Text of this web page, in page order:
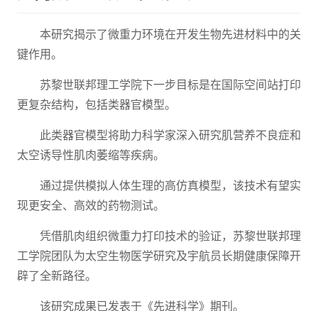
本研究揭示了微重力环境在开发生物先进材料中的关
键作用。
苏黎世联邦理工学院下一步目标是在国际空间站打印
更复杂结构，包括类器官模型。
此类器官模型将助力科学家深入研究肌营养不良症和
太空诱导性肌肉萎缩等疾病。
通过提供模拟人体生理的高仿真模型，该技术有望实
现更安全、高效的药物测试。
凭借肌肉组织微重力打印技术的验证，苏黎世联邦理
工学院团队为太空生物医学研究及宇航员长期健康保障开
辟了全新路径。
该研究成果已发表于《先进科学》期刊。